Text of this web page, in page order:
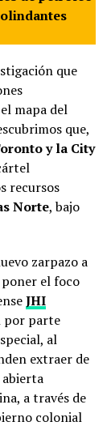
que
mapa del
que,
y la City
recursos
Norte, bajo
zarpazo a
el foco
JHI
por parte
al
extraer de
a través de
colonial